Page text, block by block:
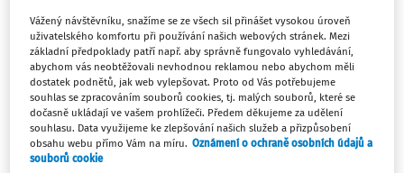
§ 58 odst. 2 písm. a) zákona č. 235/2004 Sb., o dani z
přidané hodnoty
čl. 132 odst. 1 písm. d)směrnice Rady 2006/112/ES
společném systému daně z přidané hodnoty
Veškeré výrazy použité k vymezení osvobození od daně
je třeba vykládat striktně, jelikož představují odchylky
Vážený návštěvníku, snažíme se ze všech sil přinášet vysokou úroveň
uživatelského komfortu při používání našich webových stránek. Mezi
základní předpoklady patří např. aby správně fungovalo vyhledávání,
abychom vás neobtěžovali nevhodnou reklamou nebo abychom měli
dostatek podnětů, jak web vylepšovat. Proto od Vás potřebujeme
souhlas se zpracováním souborů cookies, tj. malých souborů, které se
dočasně ukládají ve vašem prohlížeči. Předem děkujeme za udělení
souhlasu. Data využijeme ke zlepšování našich služeb a přizpůsobení
obsahu webu přímo Vám na míru. Oznámení o ochraně osobních údajů a
souborů cookie